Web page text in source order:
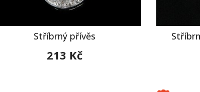
Stříbrný přívěs
213 Kč